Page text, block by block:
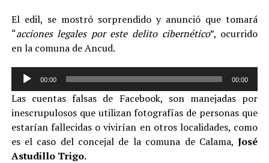
El edil, se mostró sorprendido y anunció que tomará
“acciones legales por este delito cibernético”, ocurrido
en la comuna de Ancud.
Reproductor
audio
00:00 00:00
Las cuentas falsas de Facebook, son manejadas por
inescrupulosos que utilizan fotografías de personas que
estarían fallecidas o vivirían en otros localidades, como
es el caso del concejal de la comuna de Calama,José
Astudillo Trigo.